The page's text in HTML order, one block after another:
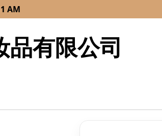
AM
品有限公司